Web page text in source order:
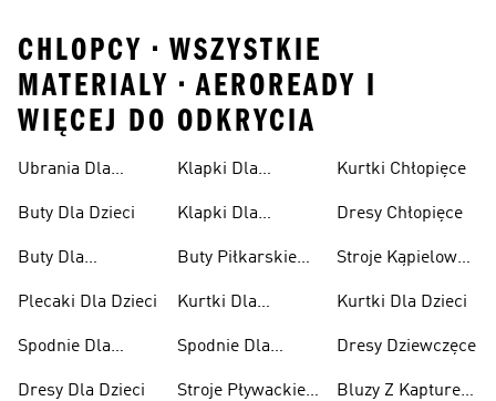
CHLOPCY • WSZYSTKIE
MATERIALY • AEROREADY I
WIĘCEJ DO ODKRYCIA
Ubrania Dla
Buty Dla Dzieci
Buty Dla
Plecaki Dla Dzieci
Spodnie Dla
Dresy Dla Dzieci
Klapki Dla
Klapki Dla
Buty Piłkarskie
Kurtki Dla
Spodnie Dla
Stroje Pływackie
Kurtki Chłopięce
Dresy Chłopięce
Stroje Kąpielowe
Kurtki Dla Dzieci
Dresy Dziewczęce
Bluzy Z Kapturem